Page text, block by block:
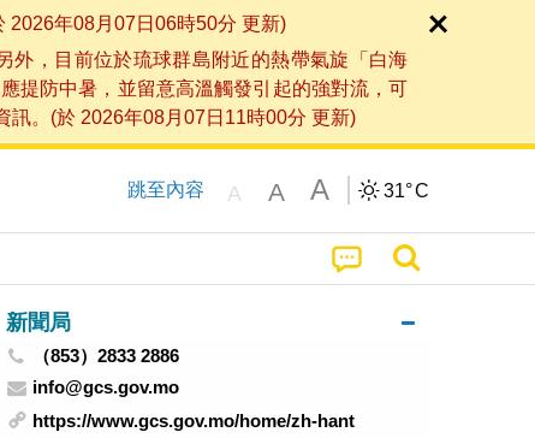
2026年08月07日06時50分 更新)
外，目前位於琉球群島附近的熱帶氣旋「白海
提防中暑，並留意高溫觸發引起的強對流，可
訊。(於 2026年08月07日11時00分 更新)
跳至內容 A A A 31°C
新聞局
（853）2833 2886
info@gcs.gov.mo
https://www.gcs.gov.mo/home/zh-hant